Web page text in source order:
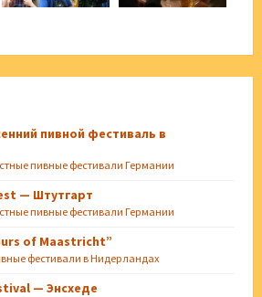
пивной фестиваль в
пивные фестивали Германии
— Штутгарт
пивные фестивали Германии
of Maastricht”
фестивали в Нидерландах
— Энсхеде